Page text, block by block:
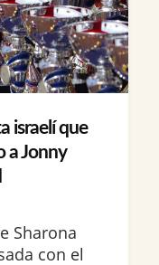
israelí que
a Jonny
Sharona
con el